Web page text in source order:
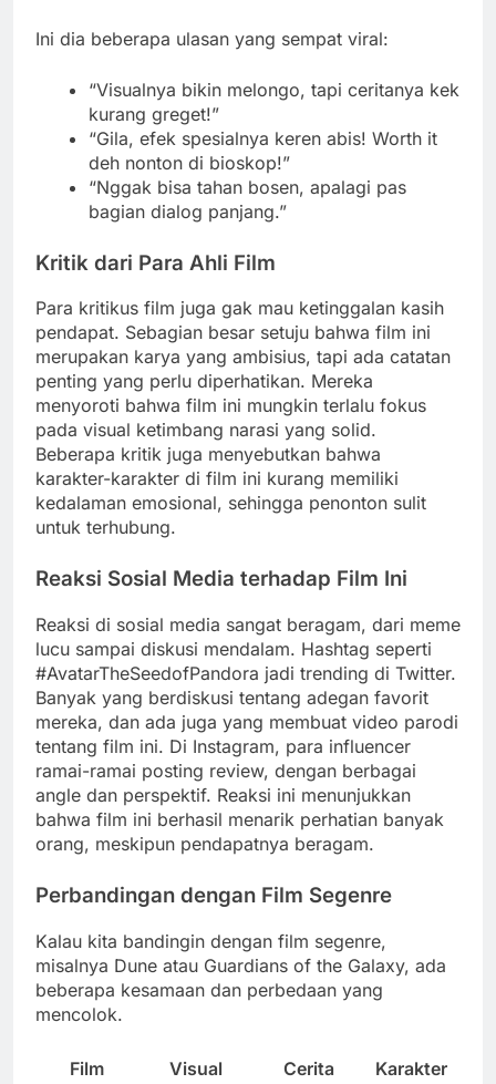
Ini dia beberapa ulasan yang sempat viral:
“Visualnya bikin melongo, tapi ceritanya kek
kurang greget!”
“Gila, efek spesialnya keren abis! Worth it
deh nonton di bioskop!”
“Nggak bisa tahan bosen, apalagi pas
bagian dialog panjang.”
Kritik dari Para Ahli Film
Para kritikus film juga gak mau ketinggalan kasih
pendapat. Sebagian besar setuju bahwa film ini
merupakan karya yang ambisius, tapi ada catatan
penting yang perlu diperhatikan. Mereka
menyoroti bahwa film ini mungkin terlalu fokus
pada visual ketimbang narasi yang solid.
Beberapa kritik juga menyebutkan bahwa
karakter-karakter di film ini kurang memiliki
kedalaman emosional, sehingga penonton sulit
untuk terhubung.
Reaksi Sosial Media terhadap Film Ini
Reaksi di sosial media sangat beragam, dari meme
lucu sampai diskusi mendalam. Hashtag seperti
#AvatarTheSeedofPandora jadi trending di Twitter.
Banyak yang berdiskusi tentang adegan favorit
mereka, dan ada juga yang membuat video parodi
tentang film ini. Di Instagram, para influencer
ramai-ramai posting review, dengan berbagai
angle dan perspektif. Reaksi ini menunjukkan
bahwa film ini berhasil menarik perhatian banyak
orang, meskipun pendapatnya beragam.
Perbandingan dengan Film Segenre
Kalau kita bandingin dengan film segenre,
misalnya Dune atau Guardians of the Galaxy, ada
beberapa kesamaan dan perbedaan yang
mencolok.
Film Visual Cerita
Karakter